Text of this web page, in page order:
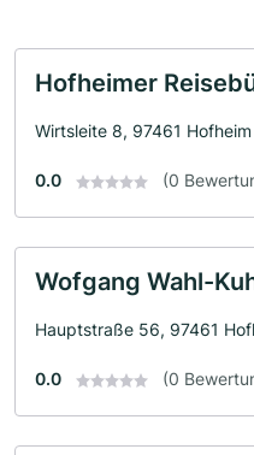
Hofheimer
Wirtsleite 8, 97461
0.0 (0
Wofgang Wahl-
Hauptstraße 56, 97461
0.0 (0